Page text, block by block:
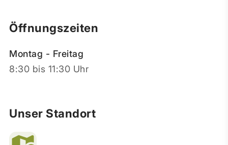
Öffnungszeiten
Montag - Freitag
8:30 bis 11:30 Uhr
Unser Standort